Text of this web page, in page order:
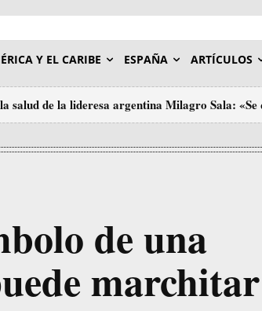
Y EL CARIBE ESPAÑA ARTÍCULOS
salud de la lideresa argentina Milagro Sala:
de una
marchitar